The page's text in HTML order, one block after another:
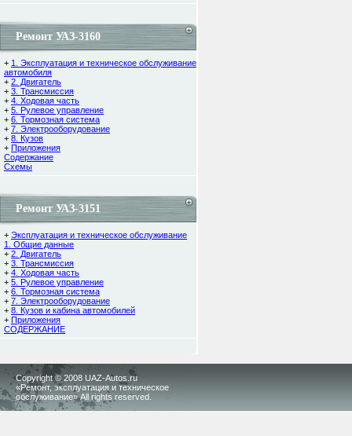
Ремонт УАЗ-3160
+ 1. Эксплуатация и техническое обслуживание
автомобиля
+ 2. Двигатель
+ 3. Трансмиссия
+ 4. Ходовая часть
+ 5. Рулевое управление
+ 6. Тормозная система
+ 7. Электрооборудование
+ 8. Кузов
+ Приложения
Содержание
Cхемы
Ремонт УАЗ-3151
+ Эксплуатация и техническое обслуживание
1. Общие данные
+ 2. Двигатель
+ 3. Трансмиссия
+ 4. Ходовая часть
+ 5. Рулевое управление
+ 6. Тормозная система
+ 7. Электрооборудование
+ 8. Кузов и кабина автомобилей
+ Приложения
СОДЕРЖАНИЕ
Copyright © 2008 UAZ-Autos.ru
«Ремонт, эксплуатация и техническое
обслуживание» All rights reserved.